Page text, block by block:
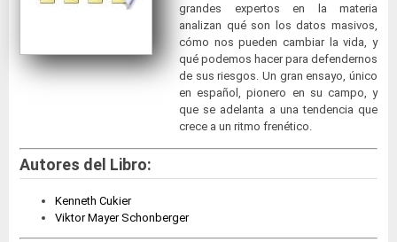
grandes expertos en la materia
analizan qué son los datos masivos,
cómo nos pueden cambiar la vida, y
qué podemos hacer para defendernos
de sus riesgos. Un gran ensayo, único
en español, pionero en su campo, y
que se adelanta a una tendencia que
crece a un ritmo frenético.
Autores del Libro:
Kenneth Cukier
Viktor Mayer Schonberger